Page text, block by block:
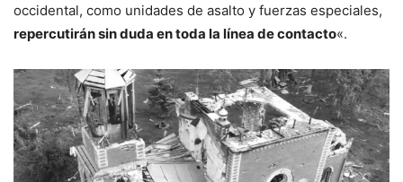
occidental, como unidades de asalto y fuerzas especiales,
repercutirán sin duda en toda la línea de contacto«.